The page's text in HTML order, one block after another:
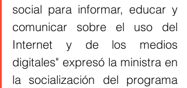
social para informar, educar y
comunicar sobre el uso del
Internet y de los medios
digitales" expresó la ministra en
la socialización del programa